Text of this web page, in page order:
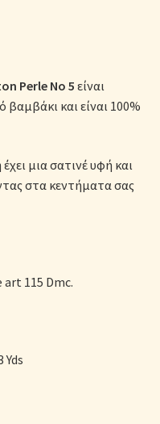
Perle No 5 είναι
και είναι 100%
μια σατινέ υφή και
στα κεντήματα σας
115 Dmc.